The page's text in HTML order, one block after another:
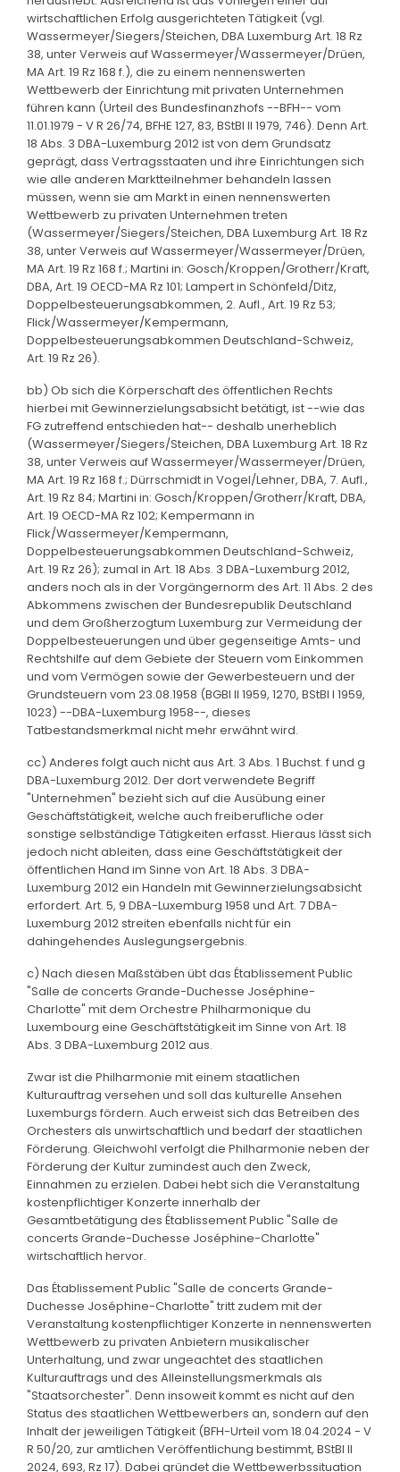
wirtschaftlichen Erfolg ausgerichteten Tätigkeit (vgl.
Wassermeyer/Siegers/Steichen, DBA Luxemburg Art. 18 Rz
38, unter Verweis auf Wassermeyer/Wassermeyer/Drüen,
MA Art. 19 Rz 168 f.), die zu einem nennenswerten
Wettbewerb der Einrichtung mit privaten Unternehmen
führen kann (Urteil des Bundesfinanzhofs --BFH-- vom
11.01.1979 - V R 26/74, BFHE 127, 83, BStBl II 1979, 746). Denn Art.
18 Abs. 3 DBA-Luxemburg 2012 ist von dem Grundsatz
geprägt, dass Vertragsstaaten und ihre Einrichtungen sich
wie alle anderen Marktteilnehmer behandeln lassen
müssen, wenn sie am Markt in einen nennenswerten
Wettbewerb zu privaten Unternehmen treten
(Wassermeyer/Siegers/Steichen, DBA Luxemburg Art. 18 Rz
38, unter Verweis auf Wassermeyer/Wassermeyer/Drüen,
MA Art. 19 Rz 168 f.; Martini in: Gosch/Kroppen/Grotherr/Kraft,
DBA, Art. 19 OECD-MA Rz 101; Lampert in Schönfeld/Ditz,
Doppelbesteuerungsabkommen, 2. Aufl., Art. 19 Rz 53;
Flick/Wassermeyer/Kempermann,
Doppelbesteuerungsabkommen Deutschland-Schweiz,
Art. 19 Rz 26).
bb) Ob sich die Körperschaft des öffentlichen Rechts
hierbei mit Gewinnerzielungsabsicht betätigt, ist --wie das
FG zutreffend entschieden hat-- deshalb unerheblich
(Wassermeyer/Siegers/Steichen, DBA Luxemburg Art. 18 Rz
38, unter Verweis auf Wassermeyer/Wassermeyer/Drüen,
MA Art. 19 Rz 168 f.; Dürrschmidt in Vogel/Lehner, DBA, 7. Aufl.,
Art. 19 Rz 84; Martini in: Gosch/Kroppen/Grotherr/Kraft, DBA,
Art. 19 OECD-MA Rz 102; Kempermann in
Flick/Wassermeyer/Kempermann,
Doppelbesteuerungsabkommen Deutschland-Schweiz,
Art. 19 Rz 26); zumal in Art. 18 Abs. 3 DBA-Luxemburg 2012,
anders noch als in der Vorgängernorm des Art. 11 Abs. 2 des
Abkommens zwischen der Bundesrepublik Deutschland
und dem Großherzogtum Luxemburg zur Vermeidung der
Doppelbesteuerungen und über gegenseitige Amts- und
Rechtshilfe auf dem Gebiete der Steuern vom Einkommen
und vom Vermögen sowie der Gewerbesteuern und der
Grundsteuern vom 23.08.1958 (BGBl II 1959, 1270, BStBl I 1959,
1023) --DBA-Luxemburg 1958--, dieses
Tatbestandsmerkmal nicht mehr erwähnt wird.
cc) Anderes folgt auch nicht aus Art. 3 Abs. 1 Buchst. f und g
DBA-Luxemburg 2012. Der dort verwendete Begriff
"Unternehmen" bezieht sich auf die Ausübung einer
Geschäftstätigkeit, welche auch freiberufliche oder
sonstige selbständige Tätigkeiten erfasst. Hieraus lässt sich
jedoch nicht ableiten, dass eine Geschäftstätigkeit der
öffentlichen Hand im Sinne von Art. 18 Abs. 3 DBA-
Luxemburg 2012 ein Handeln mit Gewinnerzielungsabsicht
erfordert. Art. 5, 9 DBA-Luxemburg 1958 und Art. 7 DBA-
Luxemburg 2012 streiten ebenfalls nicht für ein
dahingehendes Auslegungsergebnis.
c) Nach diesen Maßstäben übt das Établissement Public
"Salle de concerts Grande-Duchesse Joséphine-
Charlotte" mit dem Orchestre Philharmonique du
Luxembourg eine Geschäftstätigkeit im Sinne von Art. 18
Abs. 3 DBA-Luxemburg 2012 aus.
Zwar ist die Philharmonie mit einem staatlichen
Kulturauftrag versehen und soll das kulturelle Ansehen
Luxemburgs fördern. Auch erweist sich das Betreiben des
Orchesters als unwirtschaftlich und bedarf der staatlichen
Förderung. Gleichwohl verfolgt die Philharmonie neben der
Förderung der Kultur zumindest auch den Zweck,
Einnahmen zu erzielen. Dabei hebt sich die Veranstaltung
kostenpflichtiger Konzerte innerhalb der
Gesamtbetätigung des Établissement Public "Salle de
concerts Grande-Duchesse Joséphine-Charlotte"
wirtschaftlich hervor.
Das Établissement Public "Salle de concerts Grande-
Duchesse Joséphine-Charlotte" tritt zudem mit der
Veranstaltung kostenpflichtiger Konzerte in nennenswerten
Wettbewerb zu privaten Anbietern musikalischer
Unterhaltung, und zwar ungeachtet des staatlichen
Kulturauftrags und des Alleinstellungsmerkmals als
"Staatsorchester". Denn insoweit kommt es nicht auf den
Status des staatlichen Wettbewerbers an, sondern auf den
Inhalt der jeweiligen Tätigkeit (BFH-Urteil vom 18.04.2024 - V
R 50/20, zur amtlichen Veröffentlichung bestimmt, BStBl II
2024, 693, Rz 17). Dabei gründet die Wettbewerbssituation